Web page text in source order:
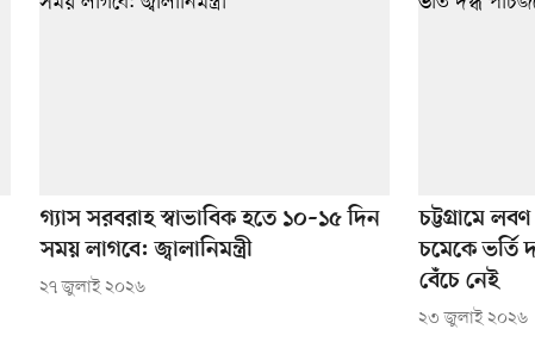
গ্যাস সরবরাহ স্বাভাবিক হতে ১০–১৫ দিন
সময় লাগবে: জ্বালানিমন্ত্রী
২৭ জুলাই ২০২৬
চট্টগ্রামে
চমেকে
বেঁচে নেই
২৩ জুলাই ২০২৬